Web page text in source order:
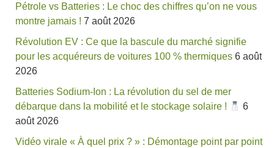
Pétrole vs Batteries : Le choc des chiffres qu’on ne vous
montre jamais ! 7 août 2026
Révolution EV : Ce que la bascule du marché signifie
pour les acquéreurs de voitures 100 % thermiques 6 août
2026
Batteries Sodium-Ion : La révolution du sel de mer
débarque dans la mobilité et le stockage solaire !
6
août 2026
Vidéo virale « À quel prix ? » : Démontage point par point